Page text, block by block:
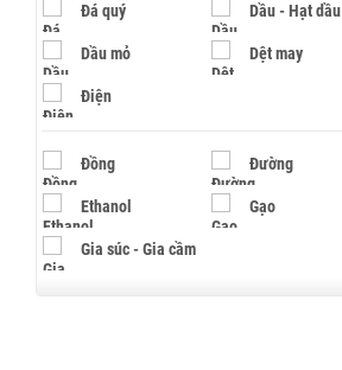
Đá quý Dầu - Hạt dầu
Dầu mỏ Dệt may
Điện
Đồng Đường
Ethanol Gạo
Gia súc - Gia cầm